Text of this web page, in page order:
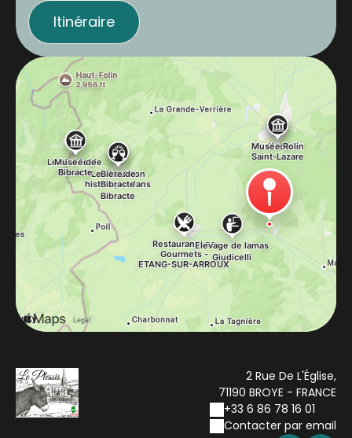
Itinéraire
2 Rue De L'Église,
71190 BROYE - FRANCE
+33 6 86 78 16 01
Contacter par email